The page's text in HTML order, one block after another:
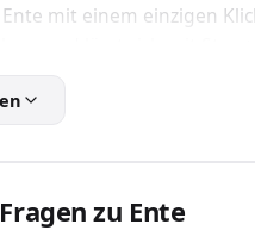
mit einem einzigen
und Apps bindest du
von der
zu Ente